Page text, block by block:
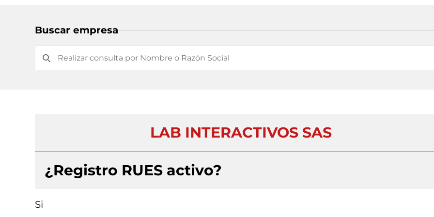
Buscar empresa
LAB INTERACTIVOS SAS
¿Registro RUES activo?
Si